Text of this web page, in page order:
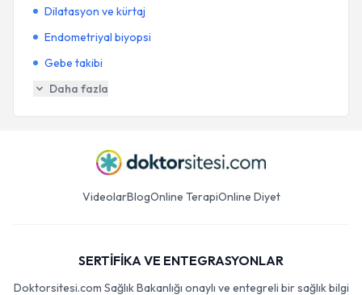
Dilatasyon ve kürtaj
Endometriyal biyopsi
Gebe takibi
Daha fazla
VideolarBlogOnline TerapiOnline Diyet
SERTİFİKA VE ENTEGRASYONLAR
Doktorsitesi.com Sağlık Bakanlığı onaylı ve entegreli bir sağlık bilgi